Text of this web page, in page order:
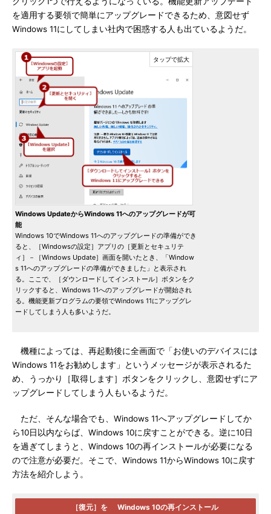
を適用する要領で簡単にアップグレードできるため、意図せず
Windows 11にしてしまい社内で困惑する人も出ているようだ。
Windows UpdateからWindows 11へのアップグレードが可
能
Windows 10でWindows 11へのアップグレードの準備ができ
ると、［Windowsの設定］アプリの［更新とセキュリテ
ィ］－［Windows Update］画面を開いたとき、「Window
s 11へのアップグレードの準備ができました」と表示され
る。ここで、［ダウンロードしてインストール］ボタンをク
リックすると、Windows 11へのアップグレードが開始され
る。機能更新プログラムの要領でWindows 11にアップグレ
ードしてしまう人も多いようだ。
機種によっては、再起動後に全画面で「お使いのデバイスには
Windows 11をお勧めします」というメッセージが表示されるた
め、うっかり［取得します］ボタンをクリックし、意図せずにア
ップグレードしてしまう人もいるようだ。
ただ、そんな場合でも、Windows 11へアップグレードしてか
ら10日以内ならば、Windows 10に戻すことができる。逆に10日
を過ぎてしまうと、Windows 10の再インストールが必要になる
ので注意が必要だ。そこで、Windows 11からWindows 10に戻す
方法を紹介しよう。
［復元］を
Windows 10の再インストール